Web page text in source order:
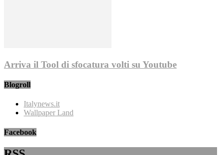
Arriva il Tool di sfocatura volti su Youtube
Blogroll
Italynews.it
Wallpaper Land
Facebook